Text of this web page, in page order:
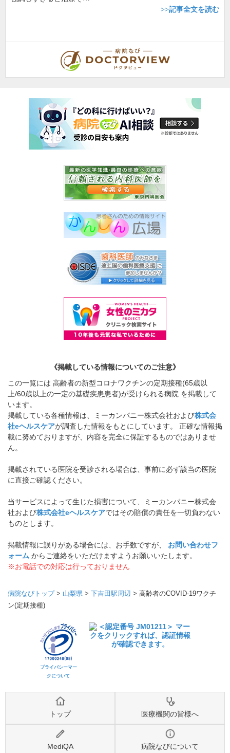
>>記事全文を読む
《掲載している情報についてのご注意》
この一覧には 高齢者の新型コロナワクチンの定期接種(65歳以
上/60歳以上の一定の基礎疾患患者)が受けられる病院 を掲載して
います。
掲載している各種情報は、ミーカンパニー株式会社および株式会
社eヘルスケアが調査した情報をもとにしています。 正確な情報掲
載に努めておりますが、内容を完全に保証するものではありませ
ん。
掲載されている医院を受診される場合は、事前に必ず該当の医院
に直接ご確認ください。
当サービスによって生じた損害について、ミーカンパニー株式会
社および株式会社eヘルスケアではその賠償の責任を一切負わない
ものとします。
掲載情報に誤りがある場合には、お手数ですが、 お問い合わせフ
ォーム からご連絡をいただけますようお願いいたします。
※お電話での対応は行っておりません
病院なびトップ> 山梨県 > 下吉田駅周辺 > 高齢者のCOVID-19ワクチ
ン(定期接種)
プライバシーマー
クについて
トップ 医療機関の皆様へ
MediQA 病院なびについて